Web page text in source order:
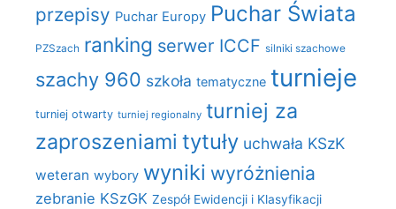
przepisy Puchar Europy Puchar Świata
PZSzach ranking serwer ICCF silniki szachowe
szachy 960 szkoła tematyczne turnieje
turniej otwarty turniej regionalny turniej za
zaproszeniami tytuły uchwała KSzK
weteran wybory wyniki wyróżnienia
zebranie KSzGK Zespół Ewidencji i Klasyfikacji